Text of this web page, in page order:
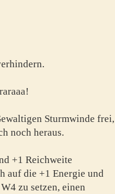
Sturmwinde frei,
noch heraus.
+1 Reichweite
auf die +1 Energie und
zu setzen, einen